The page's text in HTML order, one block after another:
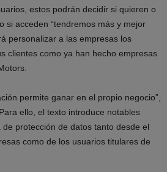
estos podrán decidir si quieren o
si acceden “tendremos más y mejor
personalizar a las empresas los
clientes como ya han hecho empresas
permite ganar en el propio negocio”,
ello, el texto introduce notables
protección de datos tanto desde el
como de los usuarios titulares de